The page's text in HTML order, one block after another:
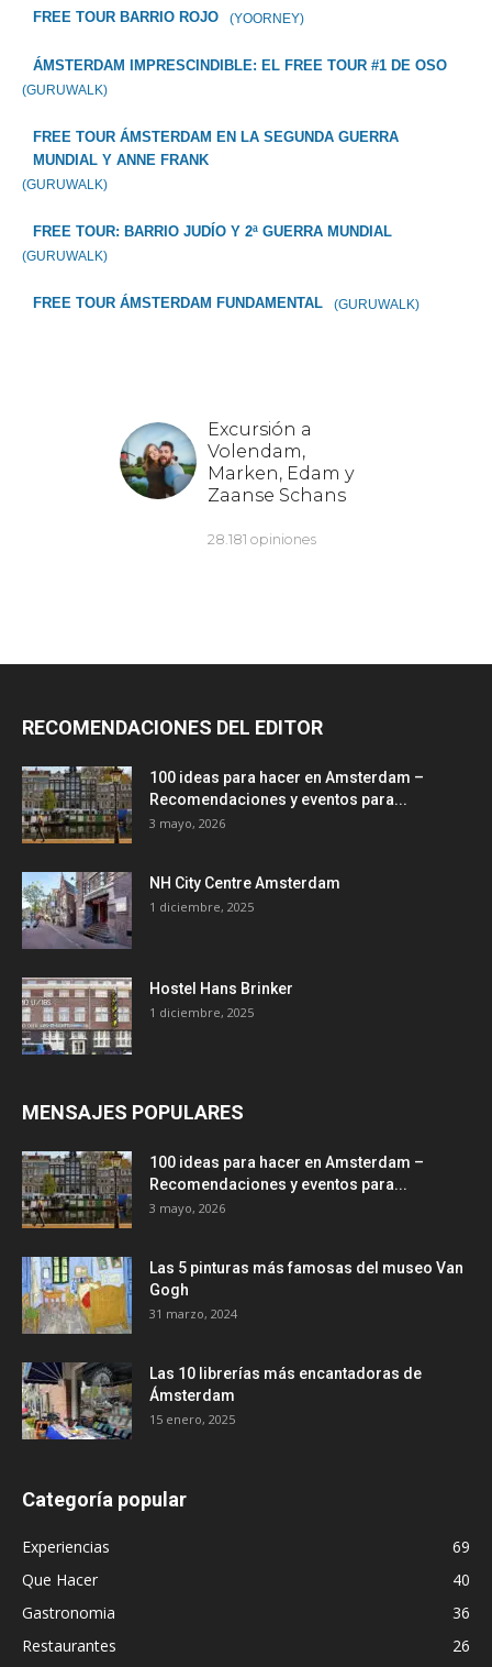
FREE TOUR BARRIO ROJO (YOORNEY)
ÁMSTERDAM IMPRESCINDIBLE: EL FREE TOUR #1 DE OSO
(GURUWALK)
FREE TOUR ÁMSTERDAM EN LA SEGUNDA GUERRA
MUNDIAL Y ANNE FRANK
(GURUWALK)
FREE TOUR: BARRIO JUDÍO Y 2ª GUERRA MUNDIAL
(GURUWALK)
FREE TOUR ÁMSTERDAM FUNDAMENTAL (GURUWALK)
RECOMENDACIONES DEL EDITOR
100 ideas para hacer en Amsterdam –
Recomendaciones y eventos para...
3 mayo, 2026
NH City Centre Amsterdam
1 diciembre, 2025
Hostel Hans Brinker
1 diciembre, 2025
MENSAJES POPULARES
100 ideas para hacer en Amsterdam –
Recomendaciones y eventos para...
3 mayo, 2026
Las 5 pinturas más famosas del museo Van
Gogh
31 marzo, 2024
Las 10 librerías más encantadoras de
Ámsterdam
15 enero, 2025
Categoría popular
Experiencias
69
Que Hacer
40
Gastronomia
36
Restaurantes
26